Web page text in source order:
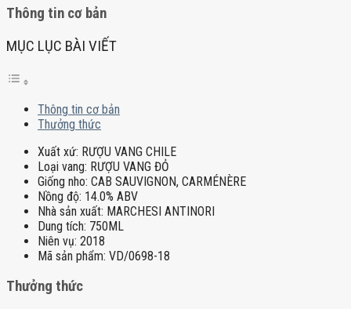
Thông tin cơ bản
MỤC LỤC BÀI VIẾT
Thông tin cơ bản
Thưởng thức
Xuất xứ: RƯỢU VANG CHILE
Loại vang: RƯỢU VANG ĐỎ
Giống nho: CAB SAUVIGNON, CARMÉNÈRE
Nồng độ: 14.0% ABV
Nhà sản xuất: MARCHESI ANTINORI
Dung tích: 750ML
Niên vụ: 2018
Mã sản phẩm: VD/0698-18
Thưởng thức